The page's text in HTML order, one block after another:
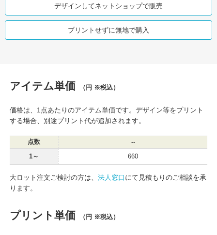
デザインしてネットショップで販売
プリントせずに無地で購入
アイテム単価 （円 ※税込）
価格は、1点あたりのアイテム単価です。デザイン等をプリント
する場合、別途プリント代が追加されます。
点数 --
1～ 660
大ロット注文ご検討の方は、 法人窓口にて見積もりのご相談を承
ります。
プリント単価 （円 ※税込）